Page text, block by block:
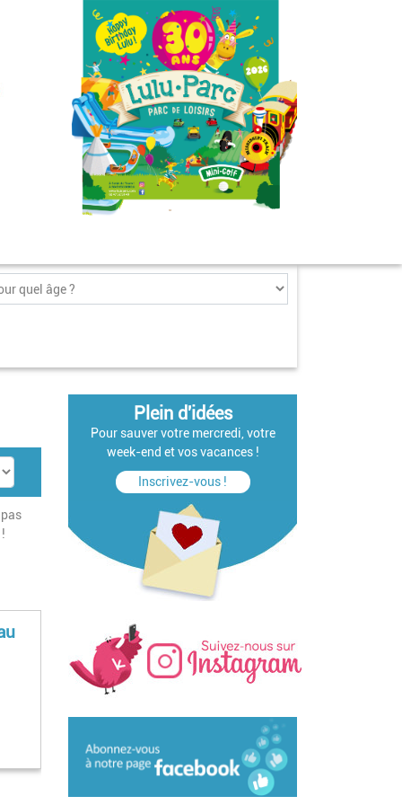
Plein d'idées
Pour sauver votre mercredi, votre
week-end et vos vacances !
Inscrivez-vous !